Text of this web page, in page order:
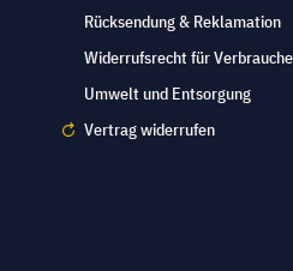
Rücksendung & Reklamation
Widerrufsrecht für
Umwelt und Entsorgung
Vertrag widerrufen